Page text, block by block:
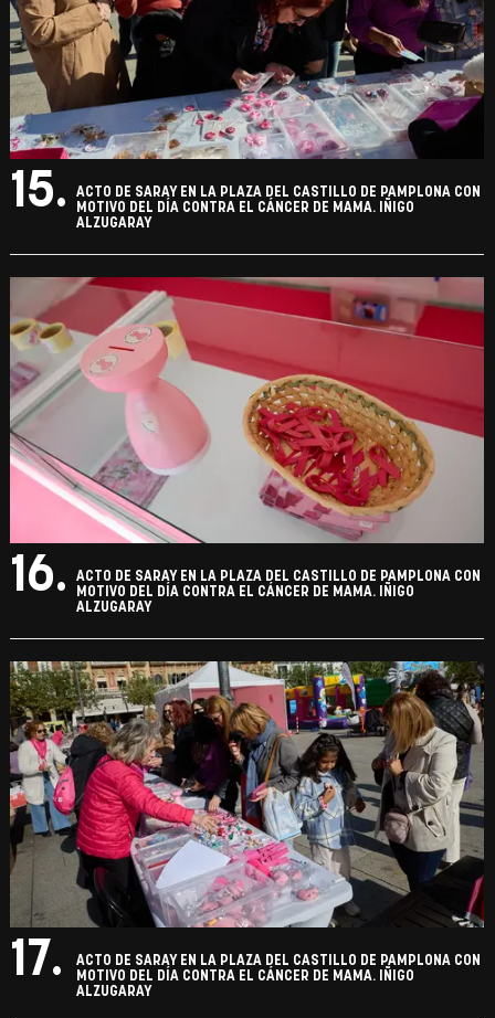
15.
ACTO DE SARAY EN LA PLAZA DEL CASTILLO DE PAMPLONA CON
MOTIVO DEL DÍA CONTRA EL CÁNCER DE MAMA. IÑIGO
ALZUGARAY
16.
ACTO DE SARAY EN LA PLAZA DEL CASTILLO DE PAMPLONA CON
MOTIVO DEL DÍA CONTRA EL CÁNCER DE MAMA. IÑIGO
ALZUGARAY
17.
ACTO DE SARAY EN LA PLAZA DEL CASTILLO DE PAMPLONA CON
MOTIVO DEL DÍA CONTRA EL CÁNCER DE MAMA. IÑIGO
ALZUGARAY